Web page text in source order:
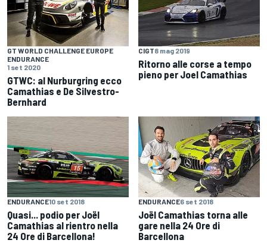
GT WORLD CHALLENGE EUROPE
ENDURANCE
1 set 2020
GTWC: al Nurburgring ecco
Camathias e De Silvestro-
Bernhard
CIGT8 mag 2019
Ritorno alle corse a tempo
pieno per Joel Camathias
ENDURANCE10 set 2018
Quasi... podio per Joël
Camathias al rientro nella
24 Ore di Barcellona!
ENDURANCE6 set 2018
Joël Camathias torna alle
gare nella 24 Ore di
Barcellona